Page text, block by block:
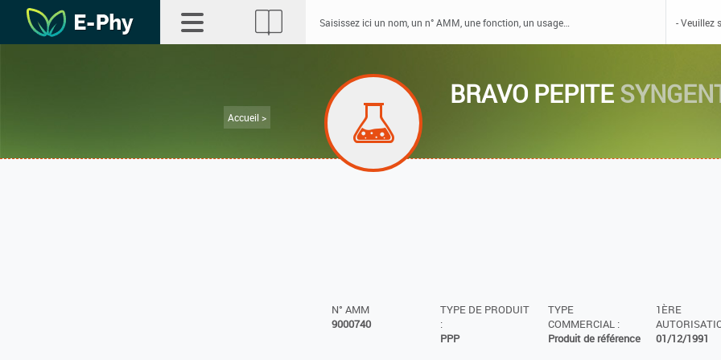
Accueil >
BRAVO PEPITE
N° AMM
9000740
TYPE DE PRODUIT
:
PPP
TYPE
COMMERCIAL :
Produit de référence
1ÈRE
01/12/1991